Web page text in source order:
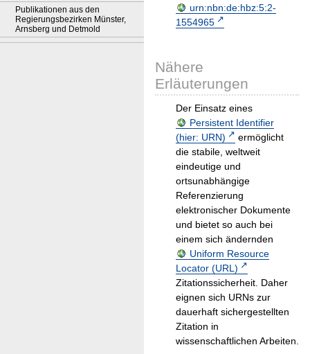
Publikationen aus den
Regierungsbezirken Münster,
Arnsberg und Detmold
urn:nbn:de:hbz:5:2-
1554965
Nähere
Erläuterungen
Der Einsatz eines
Persistent Identifier
(hier: URN)
ermöglicht
die stabile, weltweit
eindeutige und
ortsunabhängige
Referenzierung
elektronischer Dokumente
und bietet so auch bei
einem sich ändernden
Uniform Resource
Locator (URL)
Zitationssicherheit. Daher
eignen sich URNs zur
dauerhaft sichergestellten
Zitation in
wissenschaftlichen Arbeiten.